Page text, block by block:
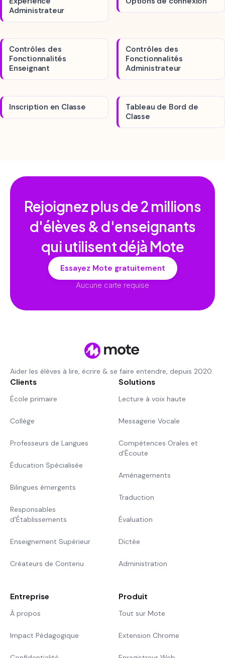
Administrateur
Contrôles des
Fonctionnalités
Enseignant
Contrôles des
Fonctionnalités
Administrateur
Inscription en Classe
Tableau de Bord de
Classe
Rejoignez plus de2 millions
d'élèves & d'enseignants
qui utilisent déjà Mote
Essayez Mote gratuitement
Aucune carte requise
Aider les élèves à lire, écrire & se faire entendre, depuis 2020.
Clients
École primaire
Collège
Professeurs de Langues
Éducation Spécialisée
Bilingues émergents
Responsables
d'Établissements
Enseignement Supérieur
Créateurs de Contenu
Solutions
Lecture à voix haute
Messagerie Vocale
Compétences Orales et
d'Écoute
Aménagements
Traduction
Évaluation
Dictée
Administration
Entreprise
À propos
Impact Pédagogique
Produit
Tout sur Mote
Extension Chrome